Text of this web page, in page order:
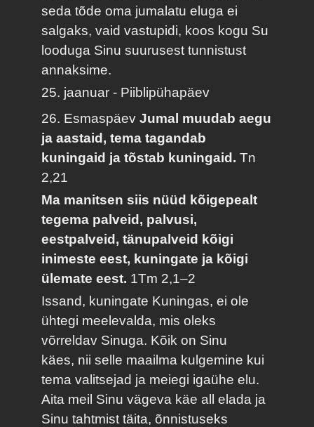
seda tõde oma jumalatu eluga ei
salgaks, vaid vastupidi, koos kogu Su
looduga Sinu suurusest tunnistust
annaksime.
25. jaanuar - Piiblipühapäev
26. EsmaspäevJumal muudab aegu
ja aastaid, tema tagandab
kuningaid ja tõstab kuningaid.Tn
2,21
Ma manitsen siis nüüd kõigepealt
tegema palveid, palvusi,
eestpalveid, tänupalveid kõigi
inimeste eest, kuningate ja kõigi
ülemate eest. 1Tm 2,1–2
Issand, kuningate Kuningas, ei ole
ühtegi meelevalda, mis oleks
võrreldav Sinuga. Kõik on Sinu
käes, nii selle maailma kulgemine kui
tema valitsejad ja meiegi igaühe elu.
Aita meil Sinu vägeva käe all elada ja
Sinu tahtmist täita, õnnistuseks